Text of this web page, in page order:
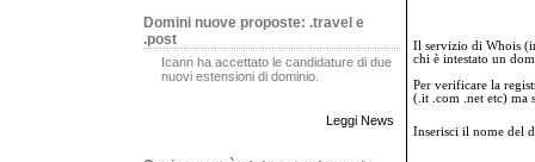
Domini nuove proposte: .travel e
.post
Icann ha accettato le candidature di due
nuovi estensioni di dominio.
Leggi News
Il servizio di Whois
chi è intestato un
Per verificare la
(.it .com .net etc) ma
Inserisci il nome del